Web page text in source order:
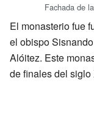
Fachada de
El monasterio fue
el obispo
Alóitez. Este
de finales del siglo